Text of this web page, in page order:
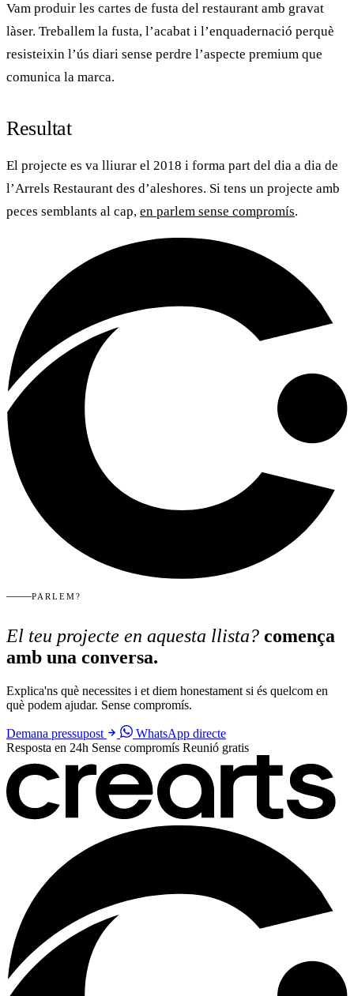
Vam produir les cartes de fusta del restaurant amb gravat
làser. Treballem la fusta, l’acabat i l’enquadernació perquè
resisteixin l’ús diari sense perdre l’aspecte premium que
comunica la marca.
Resultat
El projecte es va lliurar el 2018 i forma part del dia a dia de
l’Arrels Restaurant des d’aleshores. Si tens un projecte amb
peces semblants al cap, en parlem sense compromís.
PARLEM?
El teu projecte en aquesta llista? comença
amb una conversa.
Explica'ns què necessites i et diem honestament si és quelcom en
què podem ajudar. Sense compromís.
Demana pressupost
WhatsApp directe
Resposta en 24h Sense compromís Reunió gratis